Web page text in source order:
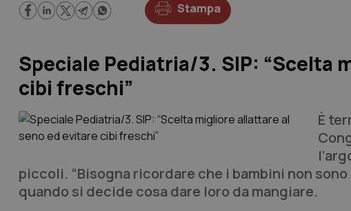
Stampa
Speciale Pediatria/3. SIP: “Scelta
cibi freschi”
È
piccoli. “Bisogna ricordare che i bambini non
quando si decide cosa dare loro da mangiare.